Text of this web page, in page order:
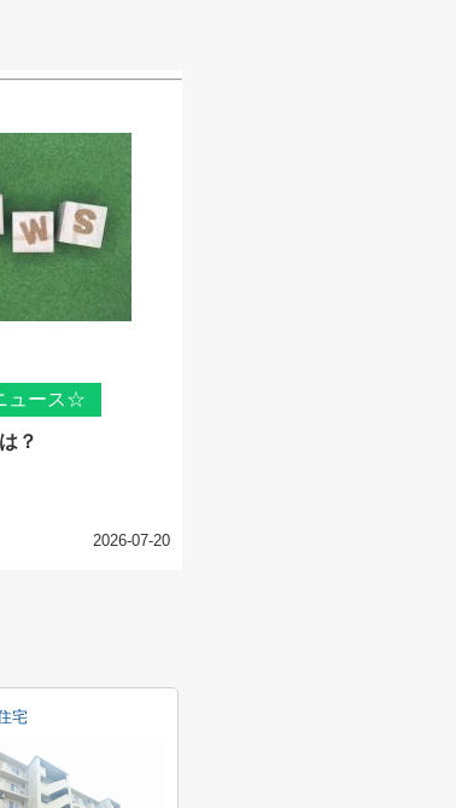
ュース☆
？
2026-07-20
宅